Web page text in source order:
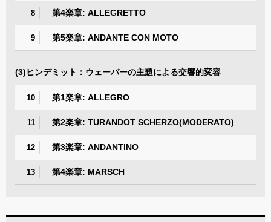
8 第4楽章: ALLEGRETTO
9 第5楽章: ANDANTE CON MOTO
(3)ヒンデミット：ウェーバーの主題による交響的変容
10 第1楽章: ALLEGRO
11 第2楽章: TURANDOT SCHERZO(MODERATO)
12 第3楽章: ANDANTINO
13 第4楽章: MARSCH